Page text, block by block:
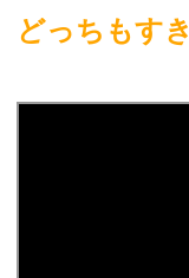
どっちもすき